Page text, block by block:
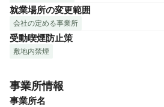
就業場所の変更範囲
会社の定める事業所
受動喫煙防止策
敷地内禁煙
事業所情報
事業所名